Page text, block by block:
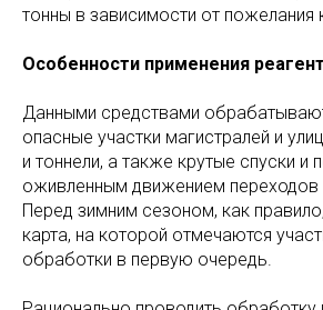
тонны в зависимости от пожелания
Особенности применения
Данными средствами
опасные участки магистралей и
и тоннели, а также крутые спуски и
оживленным движением переходов
Перед зимним сезоном, как
карта, на которой отмечаются
обработки в первую очередь.